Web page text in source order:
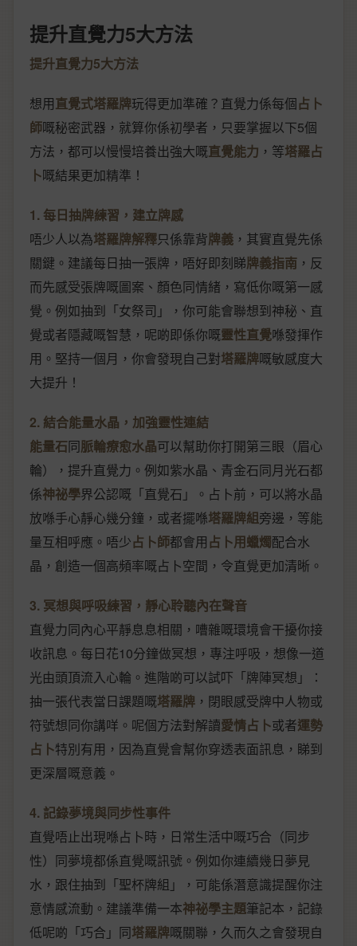
提升直覺力5大方法
提升直覺力5大方法
想用直覺式塔羅牌玩得更加準確？直覺力係每個占卜
師嘅秘密武器，就算你係初學者，只要掌握以下5個
方法，都可以慢慢培養出強大嘅直覺能力 ，等塔羅占
卜嘅結果更加精準！
1. 每日抽牌練習，建立牌感
唔少人以為塔羅牌解釋只係靠背牌義 ，其實直覺先係
關鍵。建議每日抽一張牌，唔好即刻睇牌義指南 ，反
而先感受張牌嘅圖案、顏色同情緒，寫低你嘅第一感
覺。例如抽到「女祭司」，你可能會聯想到神秘、直
覺或者隱藏嘅智慧，呢啲即係你嘅靈性直覺喺發揮作
用。堅持一個月，你會發現自己對塔羅牌嘅敏感度大
大提升！
2. 結合能量水晶，加強靈性連結
能量石同脈輪療愈水晶可以幫助你打開第三眼（眉心
輪），提升直覺力。例如紫水晶、青金石同月光石都
係神祕學界公認嘅「直覺石」。占卜前，可以將水晶
放喺手心靜心幾分鐘，或者擺喺塔羅牌組旁邊，等能
量互相呼應。唔少占卜師都會用占卜用蠟燭配合水
晶，創造一個高頻率嘅占卜空間，令直覺更加清晰。
3. 冥想與呼吸練習，靜心聆聽內在聲音
直覺力同內心平靜息息相關，嘈雜嘅環境會干擾你接
收訊息。每日花10分鐘做冥想，專注呼吸，想像一道
光由頭頂流入心輪。進階啲可以試吓「牌陣冥想」：
抽一張代表當日課題嘅塔羅牌 ，閉眼感受牌中人物或
符號想同你講咩。呢個方法對解讀愛情占卜或者運勢
占卜特別有用，因為直覺會幫你穿透表面訊息，睇到
更深層嘅意義。
4. 記錄夢境與同步性事件
直覺唔止出現喺占卜時，日常生活中嘅巧合（同步
性）同夢境都係直覺嘅訊號。例如你連續幾日夢見
水，跟住抽到「聖杯牌組」，可能係潛意識提醒你注
意情感流動。建議準備一本神祕學主題筆記本，記錄
低呢啲「巧合」同塔羅牌嘅關聯，久而久之會發現自